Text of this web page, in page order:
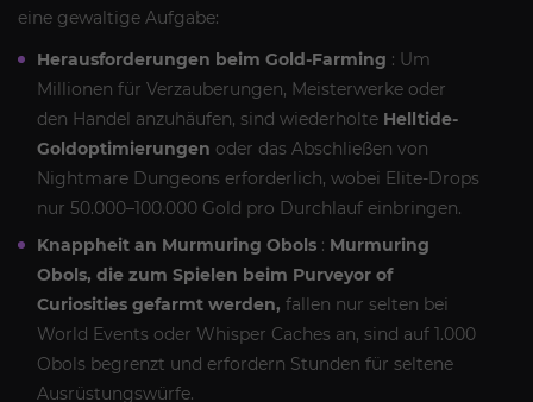
eine gewaltige Aufgabe:
Herausforderungen beim Gold-Farming : Um
Millionen für Verzauberungen, Meisterwerke oder
den Handel anzuhäufen, sind wiederholte Helltide-
Goldoptimierungen oder das Abschließen von
Nightmare Dungeons erforderlich, wobei Elite-Drops
nur 50.000–100.000 Gold pro Durchlauf einbringen.
Knappheit an Murmuring Obols : Murmuring
Obols, die zum Spielen beim Purveyor of
Curiosities gefarmt werden, fallen nur selten bei
World Events oder Whisper Caches an, sind auf 1.000
Obols begrenzt und erfordern Stunden für seltene
Ausrüstungswürfe.